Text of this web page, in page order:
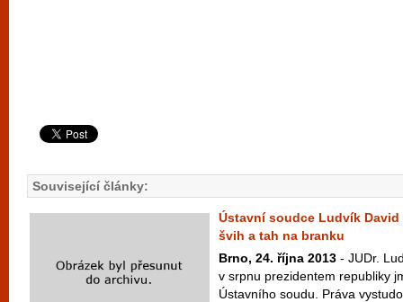
Související články:
Ústavní soudce Ludvík
švih a tah na branku
Brno, 24. října 2013 - JUDr.
v srpnu prezidentem republiky
Ústavního soudu. Práva